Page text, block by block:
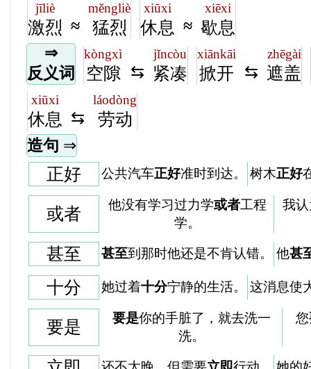
jīliè
激烈 ≈
měngliè
猛烈
xiūxi
休息 ≈
xiēxi
歇息
⇒
反义词
kòngxì
空隙 ⇆
jǐncòu
紧凑
xiānkāi
掀开 ⇆
zhēgài
遮盖
xiūxi
休息 ⇆
láodòng
劳动
造句 ⇒
正好 公共汽车正好准时到达。 树木正好
或者 他没有学习过力学或者工程
学。
我
甚至 甚至到那时他还是不肯认错。 他甚
十分 她过着十分宁静的生活。 这消息使
要是 要是你的手脏了，就去洗一
洗。
您